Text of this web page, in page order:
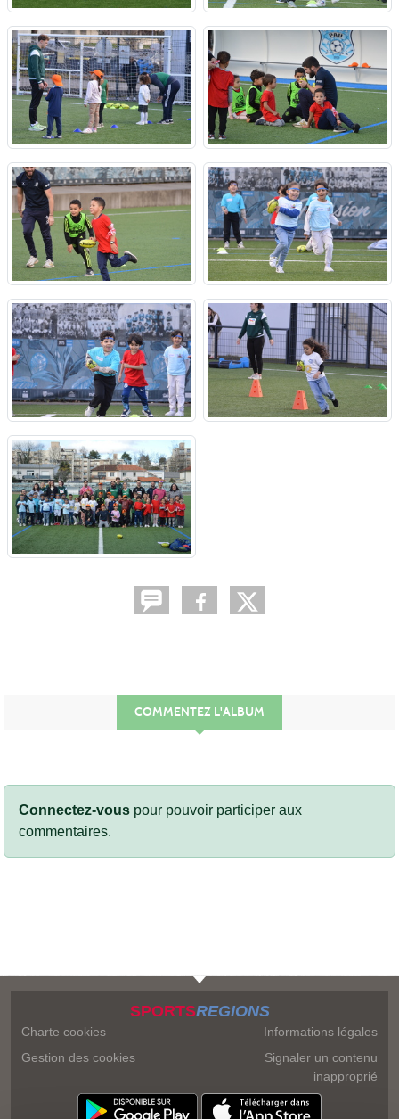
COMMENTEZ L'ALBUM
Connectez-vous pour pouvoir participer aux
commentaires.
SPORTSREGIONS
Charte cookies
Gestion des cookies
Informations légales
Signaler un contenu
inapproprié